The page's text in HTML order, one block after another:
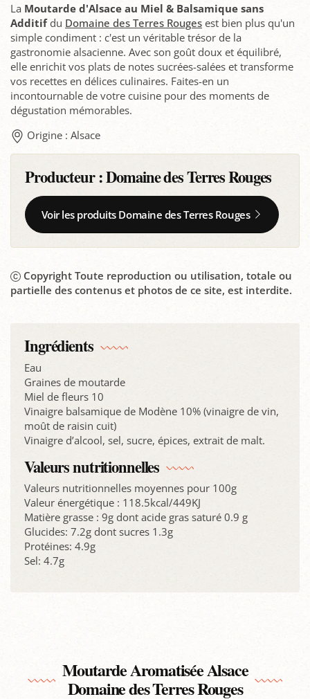
La Moutarde d'Alsace au Miel & Balsamique sans
Additifdu Domaine des Terres Rouges est bien plus qu'un
simple condiment : c'est un véritable trésor de la
gastronomie alsacienne. Avec son goût doux et équilibré,
elle enrichit vos plats de notes sucrées-salées et transforme
vos recettes en délices culinaires. Faites-en un
incontournable de votre cuisine pour des moments de
dégustation mémorables.
Origine : Alsace
Producteur :Domaine des Terres Rouges
Voir les produits Domaine des Terres Rouges
Copyright Toute reproduction ou utilisation, totale ou
partielle des contenus et photos de ce site, est interdite.
Ingrédients
Eau
Graines de moutarde
Miel de fleurs 10
Vinaigre balsamique de Modène 10% (vinaigre de vin,
moût de raisin cuit)
Vinaigre d’alcool, sel, sucre, épices, extrait de malt.
Valeurs nutritionnelles
Valeurs nutritionnelles moyennes pour 100g
Valeur énergétique : 118.5kcal/449KJ
Matière grasse : 9g dont acide gras saturé 0.9 g
Glucides: 7.2g dont sucres 1.3g
Protéines: 4.9g
Sel: 4.7g
Moutarde Aromatisée Alsace
Domaine des Terres Rouges